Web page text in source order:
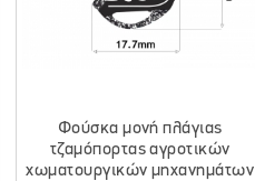
Φούσκα μονή πλάγιας
τζαμόπορτας αγροτικών
χωματουργικών μηχανημάτων